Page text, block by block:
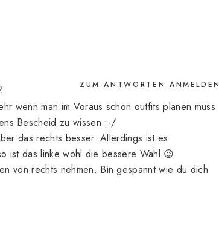
wenn man im Voraus schon outfits planen muss
Bescheid zu wissen :-/
das rechts besser. Allerdings ist es
ist das linke wohl die bessere Wahl 😉
von rechts nehmen. Bin gespannt wie du dich
ZUM ANTWORTEN ANMELDEN